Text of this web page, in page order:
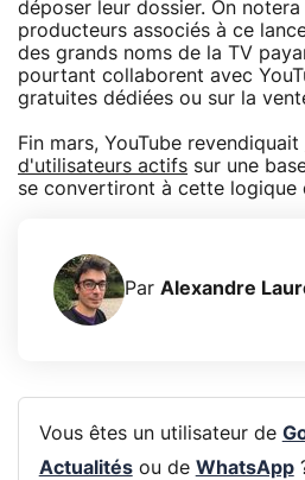
déposer leur dossier. On
producteurs associés à ce
des grands noms de la TV
pourtant collaborent avec
gratuites dédiées ou sur la
Fin mars, YouTube revendiquait
d'utilisateurs actifs sur une
se convertiront à cette logique
Par Alexandre
Vous êtes un utilisateur de
Actualitésou de WhatsApp